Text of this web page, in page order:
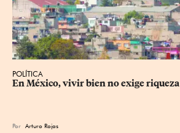
POLÍTICA
En México, vivir bien no exige riqueza
Por Arturo Rojas